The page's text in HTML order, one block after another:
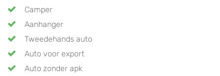
Camper
Aanhanger
Tweedehands auto
Auto voor export
Auto zonder apk